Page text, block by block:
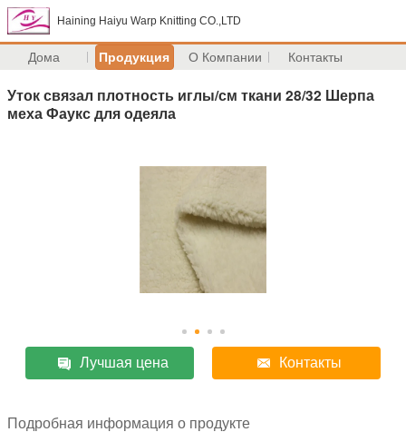
Haining Haiyu Warp Knitting CO.,LTD
Дома Продукция О Компании Контакты
Уток связал плотность иглы/см ткани 28/32 Шерпа
меха Фаукс для одеяла
Лучшая цена Контакты
Подробная информация о продукте